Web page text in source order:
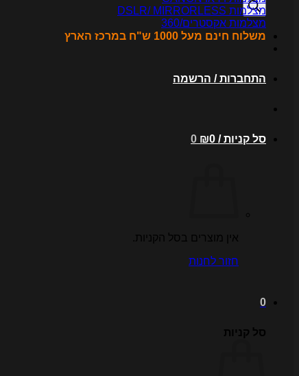
משלוח חינם מעל 1000 ש"ח במרכז הארץ
התחברות / הרשמה
סל קניות / ₪0
0
אין מוצרים בסל הקניות.
חזור לחנות
0
סל קניות
מצלמות DSLR/ MIRRORLESS
מצלמות אקסטרים/360